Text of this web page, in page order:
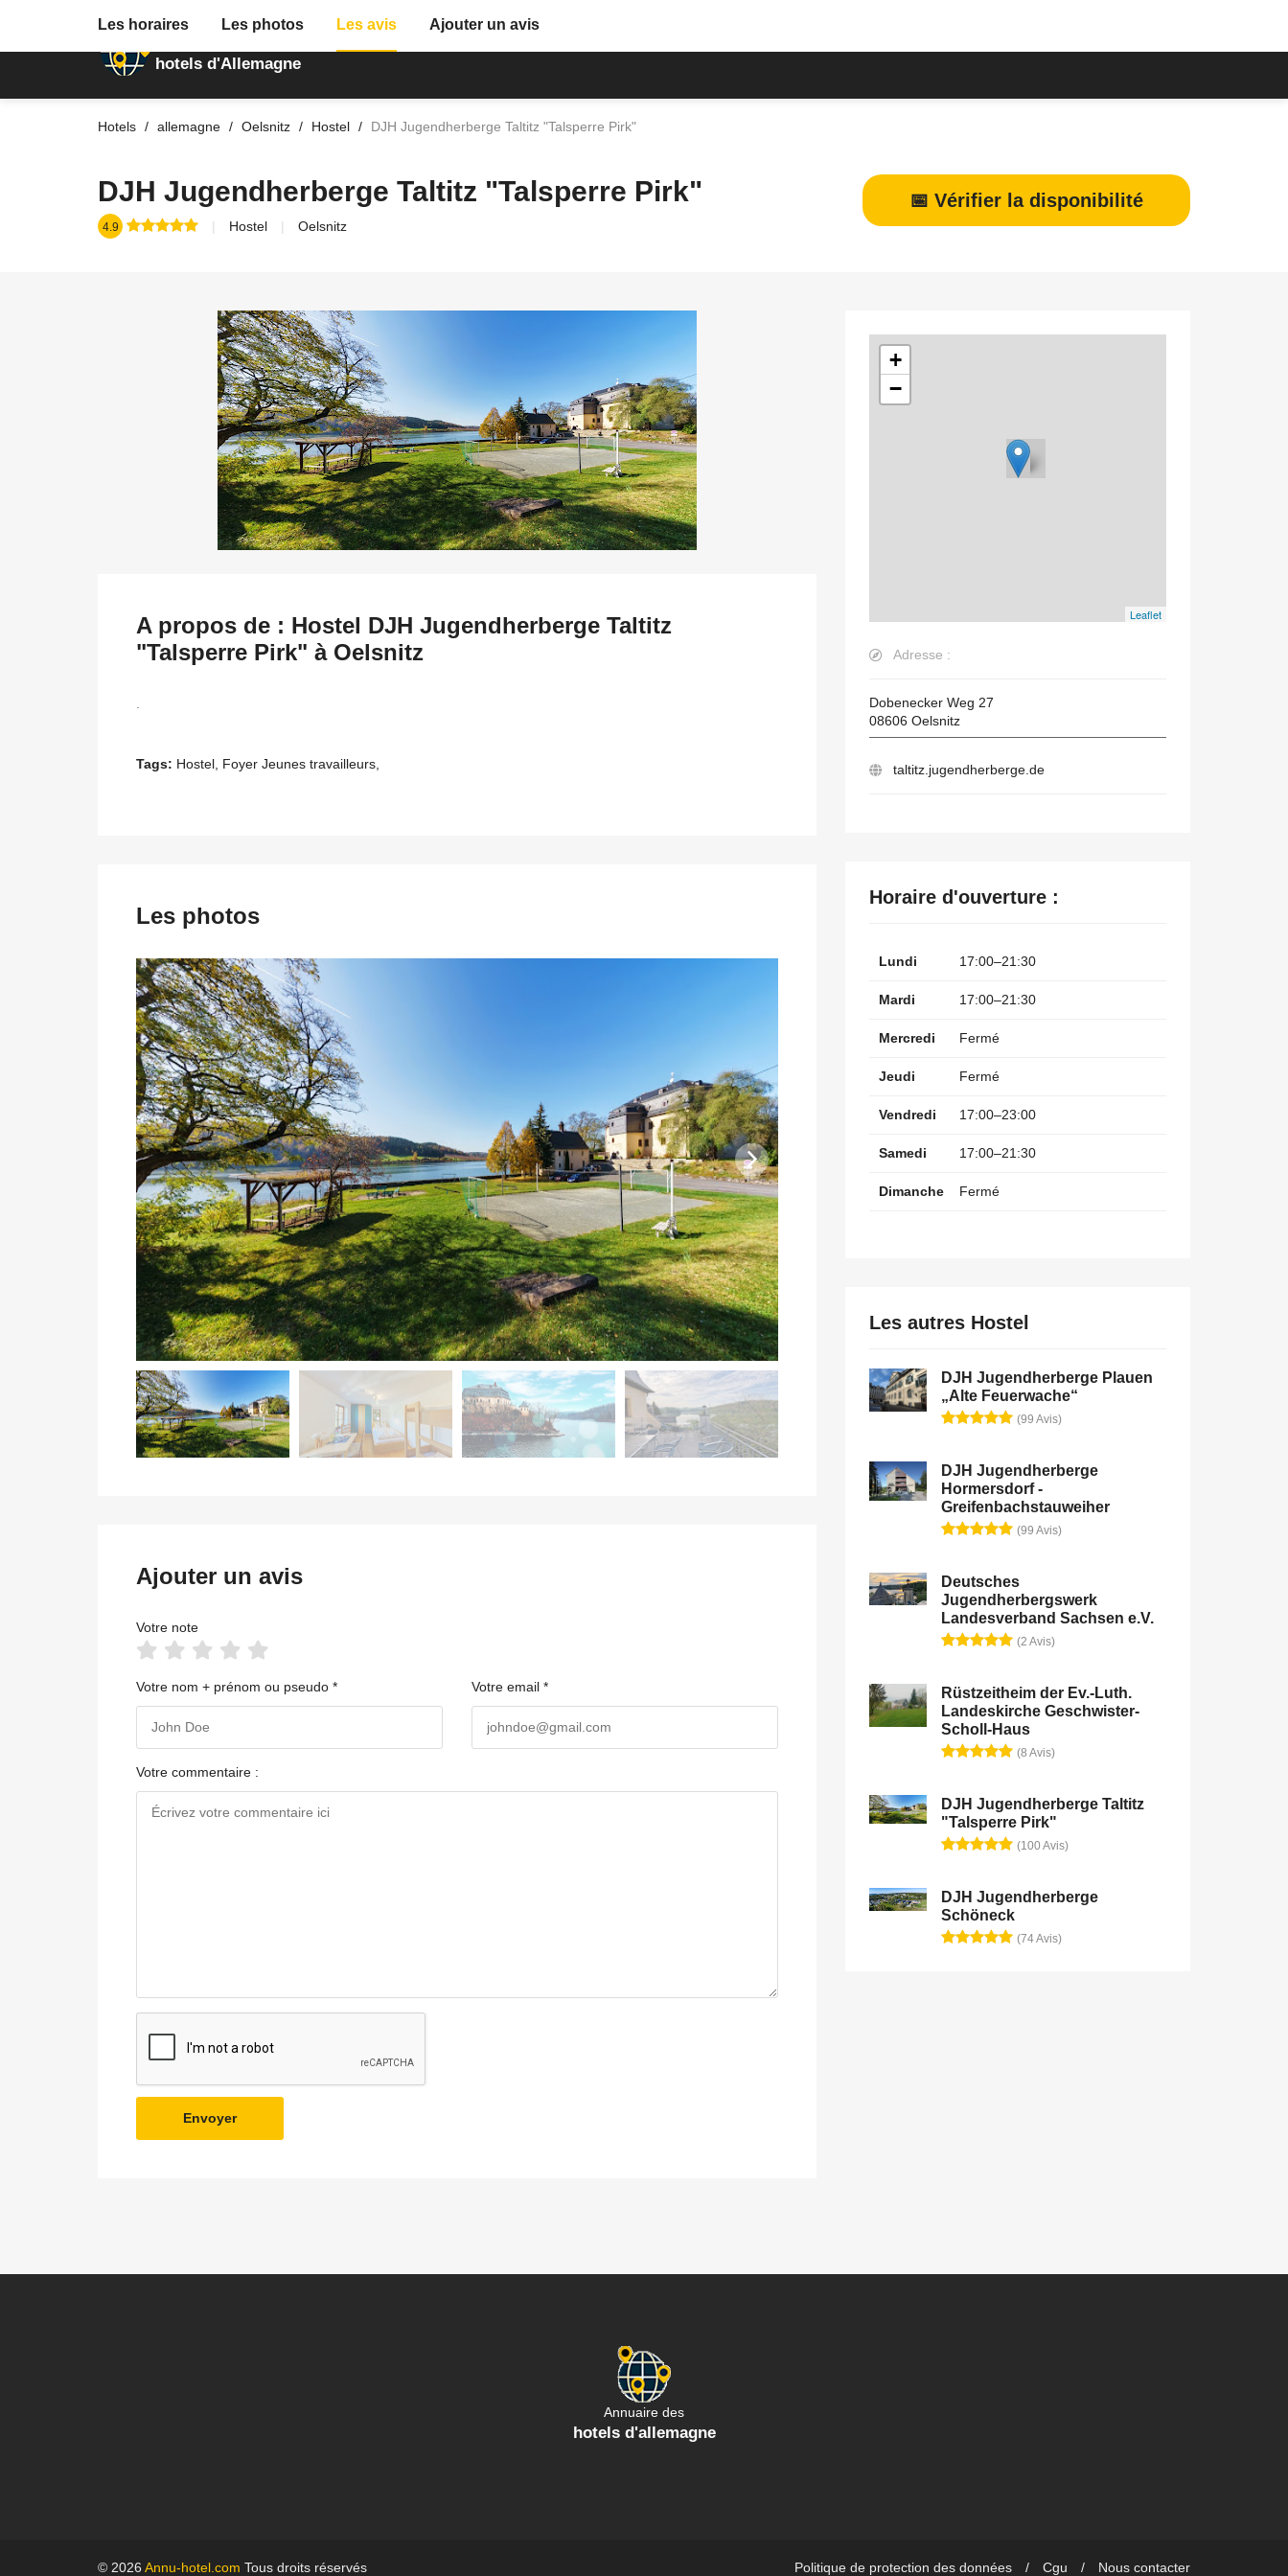
Annuaire des
hotels d'Allemagne
Hotels allemagne Oelsnitz Hostel DJH Jugendherberge Taltitz "Talsperre Pirk"
DJH Jugendherberge Taltitz "Talsperre Pirk"
4.9 Hostel Oelsnitz
📅 Vérifier la disponibilité
Les horaires Les photos Les avis Ajouter un avis
A propos de : Hostel DJH Jugendherberge Taltitz
"Talsperre Pirk" à Oelsnitz
Tags: Hostel, Foyer Jeunes travailleurs,
Les photos
Ajouter un avis
Votre note
Votre nom + prénom ou pseudo * Votre email *
Votre commentaire :
Envoyer
+
−
Leaflet
Adresse :
Dobenecker Weg 27
08606 Oelsnitz
taltitz.jugendherberge.de
Horaire d'ouverture :
Lundi 17:00–21:30
Mardi 17:00–21:30
Mercredi Fermé
Jeudi Fermé
Vendredi 17:00–23:00
Samedi 17:00–21:30
Dimanche Fermé
Les autres Hostel
DJH Jugendherberge Plauen
„Alte Feuerwache“
(99 Avis)
DJH Jugendherberge
Hormersdorf -
Greifenbachstauweiher
(99 Avis)
Deutsches
Jugendherbergswerk
Landesverband Sachsen e.V.
(2 Avis)
Rüstzeitheim der Ev.-Luth.
Landeskirche Geschwister-
Scholl-Haus
(8 Avis)
DJH Jugendherberge Taltitz
"Talsperre Pirk"
(100 Avis)
DJH Jugendherberge
Schöneck
(74 Avis)
Annuaire des
hotels d'allemagne
© 2026 Annu-hotel.com Tous droits réservés Politique de protection des données Cgu Nous contacter